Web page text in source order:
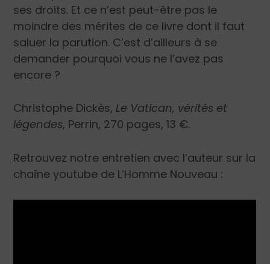
ses droits. Et ce n’est peut-être pas le
moindre des mérites de ce livre dont il faut
saluer la parution. C’est d’ailleurs à se
demander pourquoi vous ne l’avez pas
encore ?
Christophe Dickès, Le Vatican, vérités et
légendes, Perrin, 270 pages, 13 €.
Retrouvez notre entretien avec l’auteur sur la
chaîne youtube de L’Homme Nouveau :